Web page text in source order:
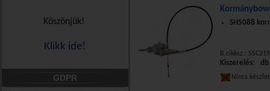
Köszönjük!
Klikk ide!
GDPR
SH5088
B.cikksz.:
Kiszerelés: db
Nincs